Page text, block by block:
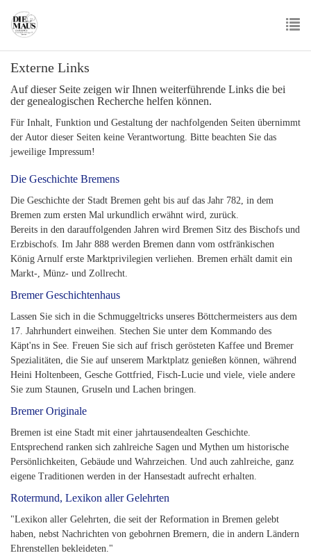
main
Externe Links
Auf dieser Seite zeigen wir Ihnen weiterführende Links die bei
der genealogischen Recherche helfen können.
Für Inhalt, Funktion und Gestaltung der nachfolgenden Seiten übernimmt
der Autor dieser Seiten keine Verantwortung. Bitte beachten Sie das
jeweilige Impressum!
Die Geschichte Bremens
Die Geschichte der Stadt Bremen geht bis auf das Jahr 782, in dem
Bremen zum ersten Mal urkundlich erwähnt wird, zurück.
Bereits in den darauffolgenden Jahren wird Bremen Sitz des Bischofs und
Erzbischofs. Im Jahr 888 werden Bremen dann vom ostfränkischen
König Arnulf erste Marktprivilegien verliehen. Bremen erhält damit ein
Markt-, Münz- und Zollrecht.
Bremer Geschichtenhaus
Lassen Sie sich in die Schmuggeltricks unseres Böttchermeisters aus dem
17. Jahrhundert einweihen. Stechen Sie unter dem Kommando des
Käpt'ns in See. Freuen Sie sich auf frisch gerösteten Kaffee und Bremer
Spezialitäten, die Sie auf unserem Marktplatz genießen können, während
Heini Holtenbeen, Gesche Gottfried, Fisch-Lucie und viele, viele andere
Sie zum Staunen, Gruseln und Lachen bringen.
Bremer Originale
Bremen ist eine Stadt mit einer jahrtausendealten Geschichte.
Entsprechend ranken sich zahlreiche Sagen und Mythen um historische
Persönlichkeiten, Gebäude und Wahrzeichen. Und auch zahlreiche, ganz
eigene Traditionen werden in der Hansestadt aufrecht erhalten.
Rotermund, Lexikon aller Gelehrten
"Lexikon aller Gelehrten, die seit der Reformation in Bremen gelebt
haben, nebst Nachrichten von gebohrnen Bremern, die in andern Ländern
Ehrenstellen bekleideten."